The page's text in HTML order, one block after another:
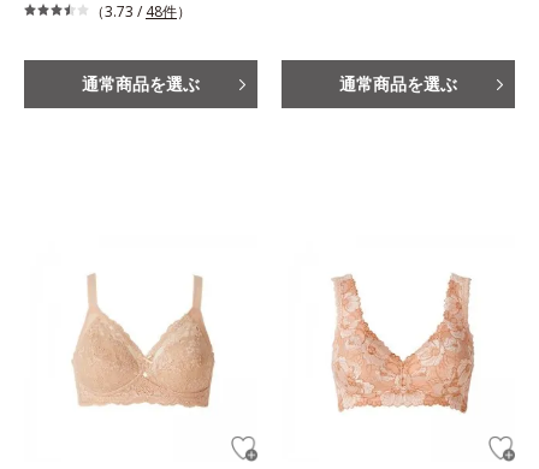
（3.73 / 48件）
通常商品を選ぶ 通常商品を選ぶ